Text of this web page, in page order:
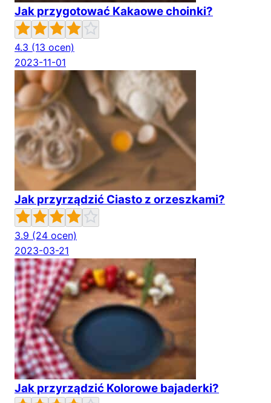
Jak przygotować Kakaowe choinki?
4.3 (13 ocen)
2023-11-01
Jak przyrządzić Ciasto z orzeszkami?
3.9 (24 ocen)
2023-03-21
Jak przyrządzić Kolorowe bajaderki?